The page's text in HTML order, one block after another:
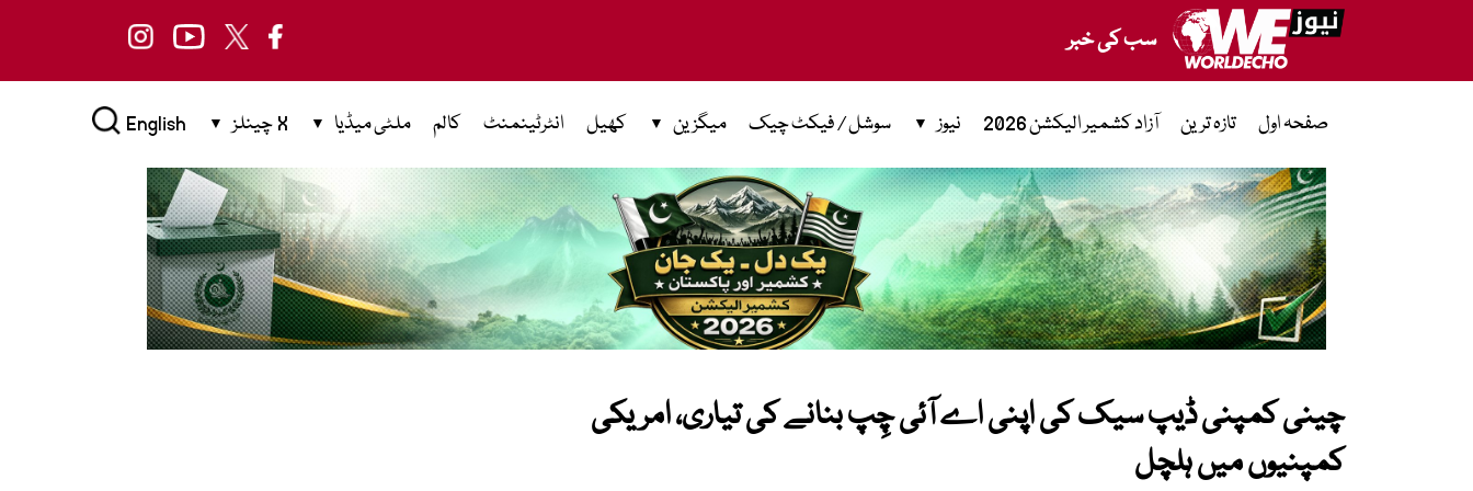
سب کی خبر
صفحہ اول تازہ ترین آزاد کشمیر الیکشن 2026 نیوز سوشل / فیکٹ چیک میگزین کھیل انٹرٹینمنٹ کالم ملٹی میڈیا X چینلز English
چینی کمپنی ڈیپ سیک کی اپنی اے آئی چِپ بنانے کی تیاری، امریکی
کمپنیوں میں ہلچل